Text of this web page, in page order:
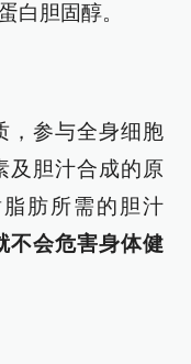
白胆固醇。
，参与全身细胞
及胆汁合成的原
肪所需的胆汁
不会危害身体健